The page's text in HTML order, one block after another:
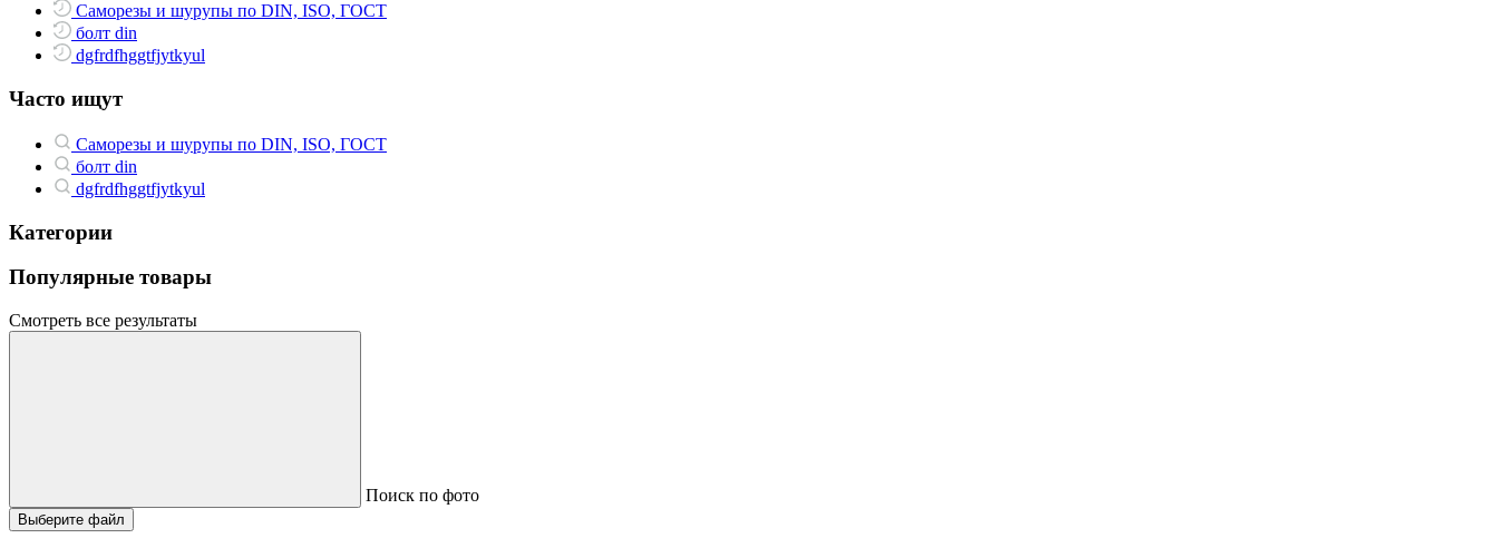
Саморезы и шурупы по DIN, ISO, ГОСТ
болт din
dgfrdfhggtfjytkyul
Часто ищут
Саморезы и шурупы по DIN, ISO, ГОСТ
болт din
dgfrdfhggtfjytkyul
Категории
Популярные товары
Смотреть все результаты
Поиск по фото
Выберите файл